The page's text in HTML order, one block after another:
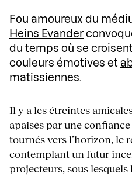
Fou amoureux du
Heins Evander
du temps où se croisent
couleurs émotives et
matissiennes.
Il y a les étreintes
apaisés par une
tournés vers l’horizon, le
contemplant un futur
projecteurs, sous